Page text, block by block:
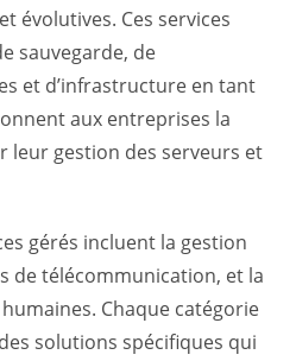
évolutives. Ces services
sauvegarde, de
et d’infrastructure en tant
aux entreprises la
leur gestion des serveurs et
gérés incluent la gestion
de télécommunication, et la
Chaque catégorie
solutions spécifiques qui